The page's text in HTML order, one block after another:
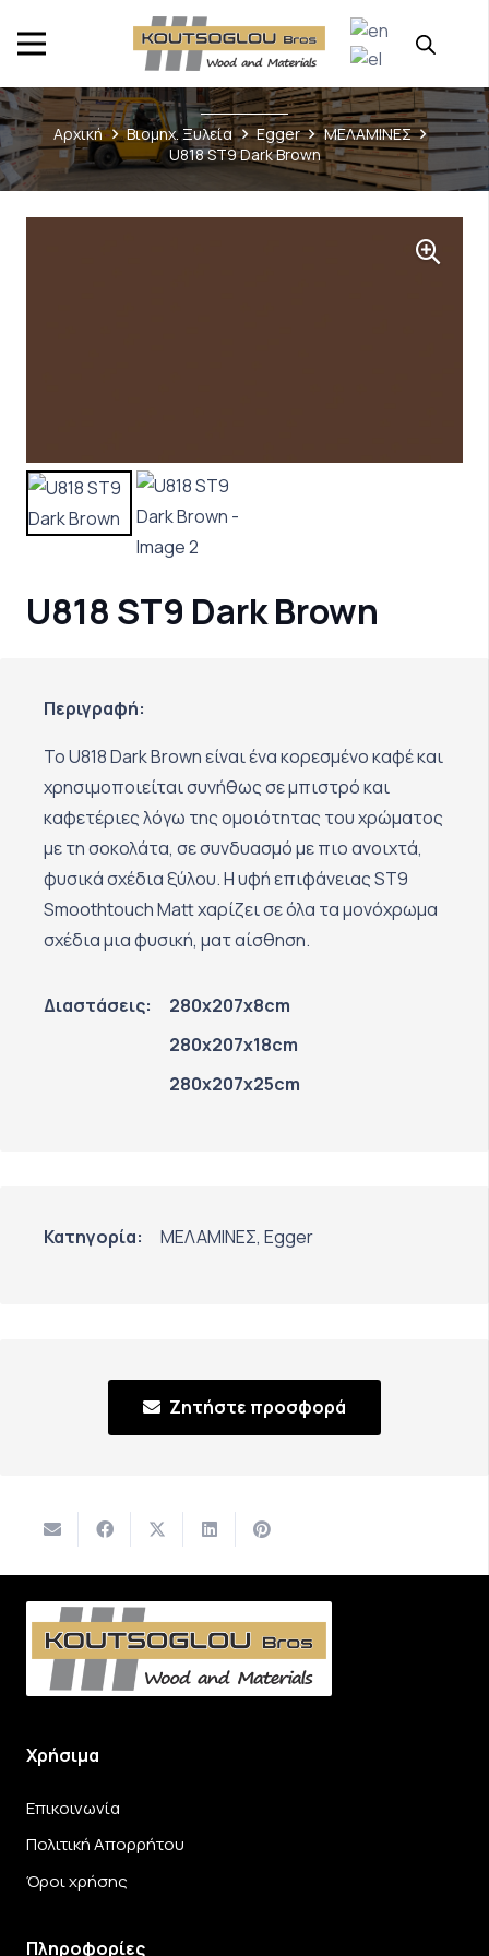
Αρχική Βιομηχ. Ξυλεία Egger
ΜΕΛΑΜΙΝΕΣ
U818 ST9 Dark Brown
U818 ST9 Dark Brown
Περιγραφή:
Το U818 Dark Brown είναι ένα κορεσμένο καφέ και
χρησιμοποιείται συνήθως σε μπιστρό και
καφετέριες λόγω της ομοιότητας του χρώματος
με τη σοκολάτα, σε συνδυασμό με πιο ανοιχτά,
φυσικά σχέδια ξύλου. Η υφή επιφάνειας ST9
Smoothtouch Matt χαρίζει σε όλα τα μονόχρωμα
σχέδια μια φυσική, ματ αίσθηση.
Διαστάσεις:
280x207x8cm
280x207x18cm
280x207x25cm
Κατηγορία: ΜΕΛΑΜΙΝΕΣ, Egger
Ζητήστε προσφορά
Χρήσιμα
Επικοινωνία
Πολιτική Απορρήτου
Όροι χρήσης
Πληροφορίες